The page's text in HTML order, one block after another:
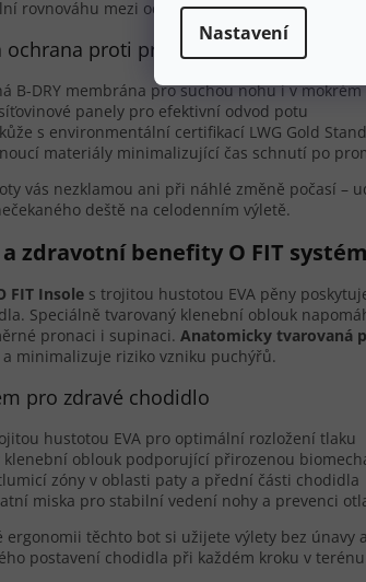
Nastavení
rovnováhu mezi ochranou a ventilací.
ochrana proti promoknutí
B-DRY membrána pro suchou nohu i v
panely pro efektivní odvod potu
s environmentální certifikací LWG Gold
materiály minimalizující čas schnutí po
vás nezklamou ani při náhlé změně počasí –
deště na celodenním výletě.
zdravotní benefity O FIT
FIT Insole s trojitou hustotou EVA pěny
Speciálně tvarovaný klenební oblouk
pronaci i supinaci. Anatomicky tvarovaná
minimalizuje riziko vzniku puchýřů.
pro zdravé chodidlo
hustotou EVA pro optimální rozložení tlaku
klenební oblouk podporující přirozenou
zóny v oblasti paty a přední části chodidla
miska pro stabilní vedení nohy a prevenci
ergonomii těchto bot si užijete výlety bez
postavení chodidla při každém kroku v terénu.